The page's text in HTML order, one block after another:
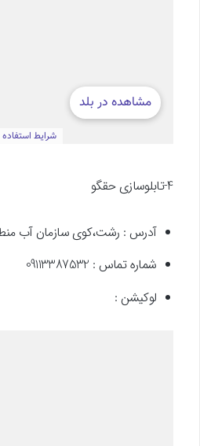
4-تابلوسازی حقگو
آدرس : رشت،کوی سازمان آب
شماره تماس : 09113387532
لوکیشن :